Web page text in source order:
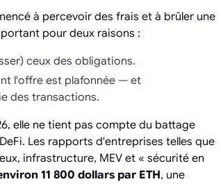
à percevoir des frais et à brûler une
pour deux raisons :
ceux des obligations.
l'offre est plafonnée — et
des transactions.
elle ne tient pas compte du battage
Les rapports d'entreprises telles que
infrastructure, MEV et « sécurité en
11 800 dollars par ETH, une